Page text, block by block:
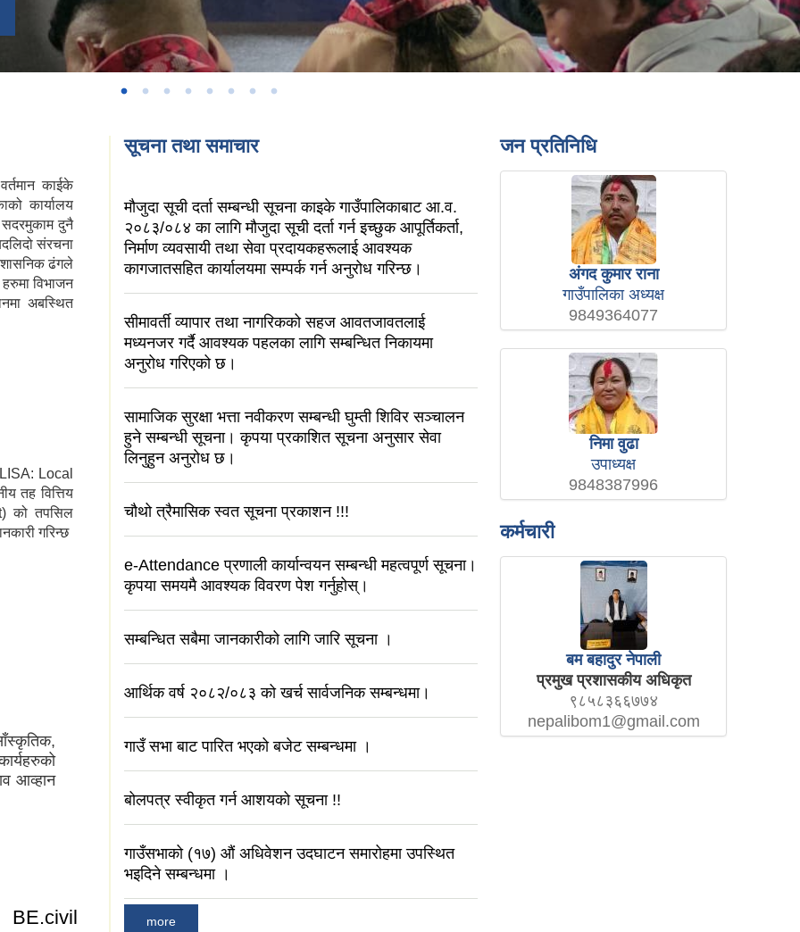
काईके
कार्यालय
सदरमुकाम दुनै
संरचना
ढंगले
विभाजन
अबस्थित
Local
तह वित्तिय
को तपसिल
गरिन्छ
आव्हान
सूचना तथा समाचार
मौजुदा सूची दर्ता सम्बन्धी सूचना काइके गाउँपालिकाबाट आ.व.
२०८३/०८४ का लागि मौजुदा सूची दर्ता गर्न इच्छुक आपूर्तिकर्ता,
निर्माण व्यवसायी तथा सेवा प्रदायकहरूलाई आवश्यक
कागजातसहित कार्यालयमा सम्पर्क गर्न अनुरोध गरिन्छ।
सीमावर्ती व्यापार तथा नागरिकको सहज आवतजावतलाई
मध्यनजर गर्दै आवश्यक पहलका लागि सम्बन्धित निकायमा
अनुरोध गरिएको छ।
सामाजिक सुरक्षा भत्ता नवीकरण सम्बन्धी घुम्ती शिविर सञ्चालन
हुने सम्बन्धी सूचना। कृपया प्रकाशित सूचना अनुसार सेवा
लिनुहुन अनुरोध छ।
चौथो त्रैमासिक स्वत सूचना प्रकाशन !!!
e-Attendance प्रणाली कार्यान्वयन सम्बन्धी महत्वपूर्ण सूचना।
कृपया समयमै आवश्यक विवरण पेश गर्नुहोस्।
सम्बन्धित सबैमा जानकारीको लागि जारि सूचना ।
आर्थिक वर्ष २०८२/०८३ को खर्च सार्वजनिक सम्बन्धमा।
गाउँ सभा बाट पारित भएको बजेट सम्बन्धमा ।
बोलपत्र स्वीकृत गर्न आशयको सूचना !!
गाउँसभाको (१७) औं अधिवेशन उदघाटन समारोहमा उपस्थित
भइदिने सम्बन्धमा ।
more
जन प्रतिनिधि
अंगद कुमार राना
गाउँपालिका अध्यक्ष
9849364077
निमा वुढा
उपाध्यक्ष
9848387996
कर्मचारी
बम बहादुर नेपाली
प्रमुख प्रशासकीय अधिकृत
९८५८३६६७७४
nepalibom1@gmail.com